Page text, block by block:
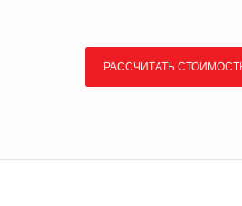
РАССЧИТАТЬ